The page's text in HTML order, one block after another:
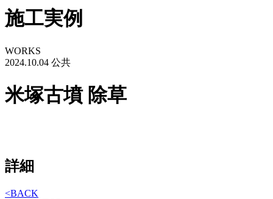
施工実例
WORKS
2024.10.04 公共
米塚古墳 除草
詳細
<BACK